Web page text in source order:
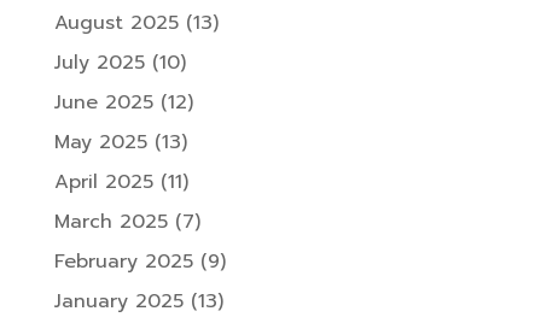
August 2025(13)
July 2025(10)
June 2025(12)
May 2025(13)
April 2025(11)
March 2025(7)
February 2025(9)
January 2025(13)